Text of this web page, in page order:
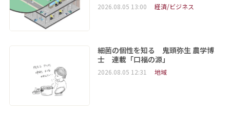
2026.08.05 13:00 経済/ビジネス
細菌の個性を知る 鬼頭弥生 農学博
士 連載「口福の源」
2026.08.05 12:31 地域